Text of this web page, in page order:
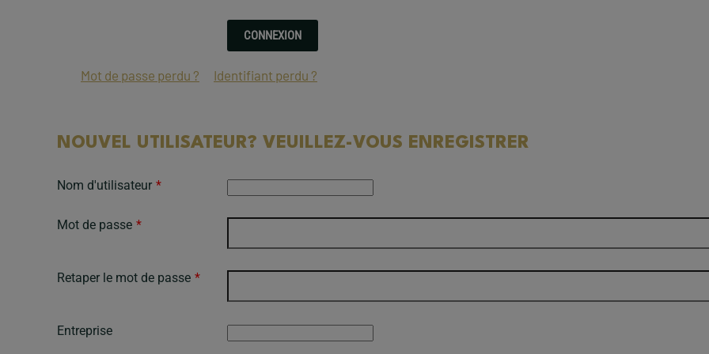
Mot de passe perdu ? Identifiant perdu ?
NOUVEL UTILISATEUR? VEUILLEZ-VOUS ENREGISTRER
Nom d'utilisateur *
Mot de passe *
Retaper le mot de passe *
Entreprise